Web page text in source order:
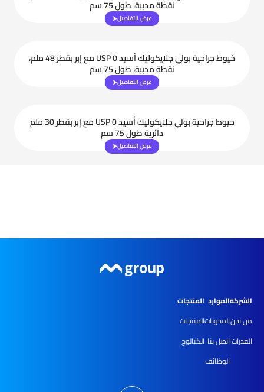
نقطة مدببة، طول 75 سم
عرض التفاصيل
خيوط جراحية بولي جلايكوليك أسيد USP 0 مع إبر بقطر 48 ملم،
نقطة مدببة، طول 75 سم
عرض التفاصيل
خيوط جراحية بولي جلايكوليك أسيد USP 0 مع إبر بقطر 30 ملم
دائرية طول 75 سم
عرض التفاصيل
الشركة
من نحن
القدرات
الموارد
المدونات
اتصل بنا
الوظائف
المنتجات
المنتجات
الكتالوج